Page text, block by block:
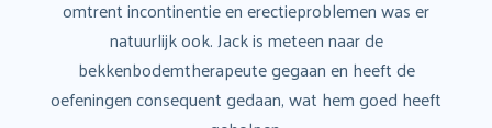
omtrent incontinentie en erectieproblemen was er
natuurlijk ook. Jack is meteen naar de
bekkenbodemtherapeute gegaan en heeft de
oefeningen consequent gedaan, wat hem goed heeft